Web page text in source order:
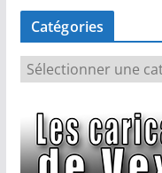
Catégories
é
g